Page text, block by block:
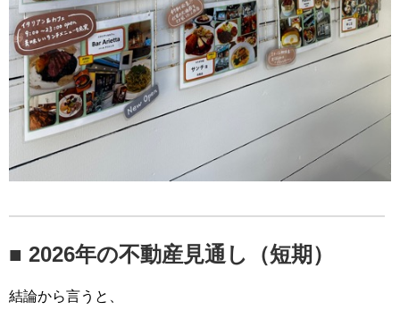
■ 2026年の不動産見通し（短期）
結論から言うと、